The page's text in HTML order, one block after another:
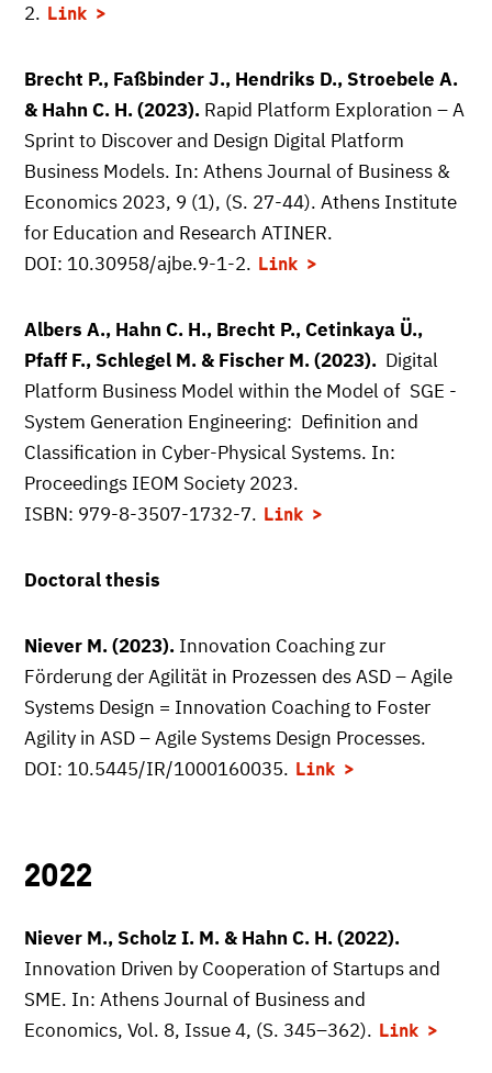
2. Link
Brecht P., Faßbinder J., Hendriks D., Stroebele A.
& Hahn C. H. (2023). Rapid Platform Exploration – A
Sprint to Discover and Design Digital Platform
Business Models. In: Athens Journal of Business &
Economics 2023, 9 (1), (S. 27-44). Athens Institute
for Education and Research ATINER.
DOI: 10.30958/ajbe.9-1-2. Link
Albers A., Hahn C. H., Brecht P., Cetinkaya Ü.,
Pfaff F., Schlegel M. & Fischer M. (2023). Digital
Platform Business Model within the Model of SGE -
System Generation Engineering: Definition and
Classification in Cyber-Physical Systems. In:
Proceedings IEOM Society 2023.
ISBN: 979-8-3507-1732-7. Link
Doctoral thesis
Niever M. (2023). Innovation Coaching zur
Förderung der Agilität in Prozessen des ASD – Agile
Systems Design = Innovation Coaching to Foster
Agility in ASD – Agile Systems Design Processes.
DOI: 10.5445/IR/1000160035. Link
2022
Niever M., Scholz I. M. & Hahn C. H. (2022).
Innovation Driven by Cooperation of Startups and
SME. In: Athens Journal of Business and
Economics, Vol. 8, Issue 4, (S. 345–362). Link